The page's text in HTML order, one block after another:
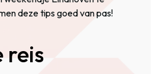
deze tips goed van pas!
reis